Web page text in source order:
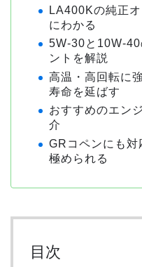
LA400Kの純正
にわかる
5W-30と10W-40
ントを解説
高温・高回転に
寿命を延ばす
おすすめのエン
介
GRコペンにも対
極められる
目次